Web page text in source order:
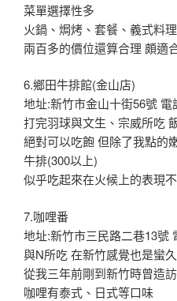
菜單選擇性多
火鍋、焗烤、套餐、義式料
兩百多的價位還算合理 頗適
6.鄉田牛排館(金山店)
地址:新竹市金山十街56號 電
打完羽球與文生、宗威所吃
絕對可以吃飽 但除了我點的
牛排(300以上)
似乎吃起來在火候上的表現
7.咖哩番
地址:新竹市三民路二巷13號
與N所吃 在新竹感覺也是蠻
從我三年前剛到新竹時曾造
咖哩有泰式、日式等口味